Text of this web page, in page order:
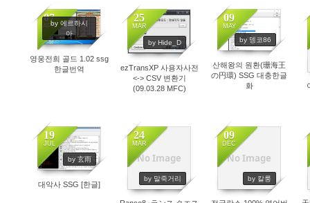
07
APRby 에르하시
아
영웅전희 골드 1.02 ssg
한글번역
25
MAR
by Hide_D
5118
ezTransXP 사용자사전
<-> CSV 변환기
(09.03.28 MFC)
09
MAY
by 뎅코86
5022
산해왕의 원환(珊海王
の円環) SSG 대충한글
화
19
JUL
by 玄雨
4886
대악사 SSG [한글]
No Image
24
MAR
by 말죽거리
4857
No Image
09
DEC
by 칼룽
4840